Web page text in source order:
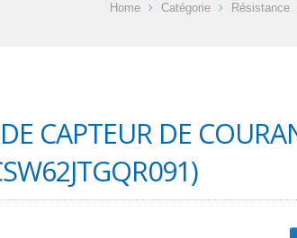
Home Catégorie Résistance
CAPTEUR DE